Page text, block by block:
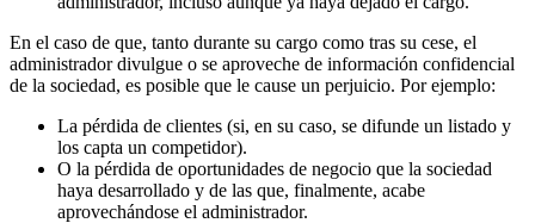
En el caso de que, tanto durante su cargo como tras su cese, el
administrador divulgue o se aproveche de información confidencial
de la sociedad, es posible que le cause un perjuicio. Por ejemplo:
La pérdida de clientes (si, en su caso, se difunde un listado y
los capta un competidor).
O la pérdida de oportunidades de negocio que la sociedad
haya desarrollado y de las que, finalmente, acabe
aprovechándose el administrador.